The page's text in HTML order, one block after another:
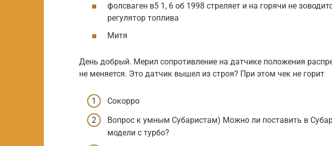
фолсваген в5 1, 6 об 1998 стреляет и на горячи не
регулятор топлива
Митя
День добрый. Мерил сопротивление на датчике положения
не меняется. Это датчик вышел из строя? При этом чек не горит
Сокорро
Вопрос к умным Субаристам) Можно ли поставить в
модели с турбо?